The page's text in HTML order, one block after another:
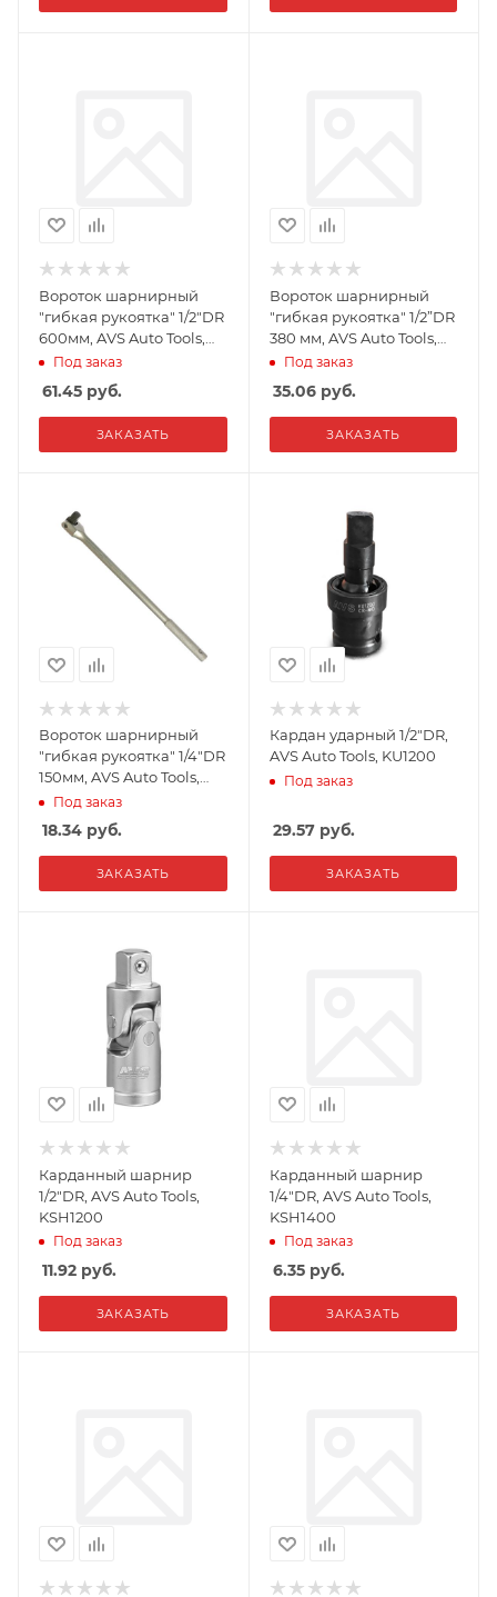
Вороток шарнирный
"гибкая рукоятка" 1/2"DR
600мм, AVS Auto Tools,
VSH12600
Под заказ
61.45 руб.
ЗАКАЗАТЬ
Вороток шарнирный
"гибкая рукоятка" 1/2”DR
380 мм, AVS Auto Tools,
VSH12380
Под заказ
35.06руб.
ЗАКАЗАТЬ
Вороток шарнирный
"гибкая рукоятка" 1/4"DR
150мм, AVS Auto Tools,
VSH14150
Под заказ
18.34 руб.
ЗАКАЗАТЬ
Кардан ударный 1/2"DR,
AVS Auto Tools, KU1200
Под заказ
29.57руб.
ЗАКАЗАТЬ
Карданный шарнир
1/2"DR, AVS Auto Tools,
KSH1200
Под заказ
11.92 руб.
ЗАКАЗАТЬ
Карданный шарнир
1/4"DR, AVS Auto Tools,
KSH1400
Под заказ
6.35руб.
ЗАКАЗАТЬ